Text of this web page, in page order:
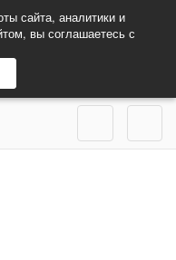
сайта, аналитики и
вы соглашаетесь с